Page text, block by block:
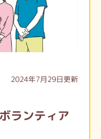
2024年7月29日更新
ランティア